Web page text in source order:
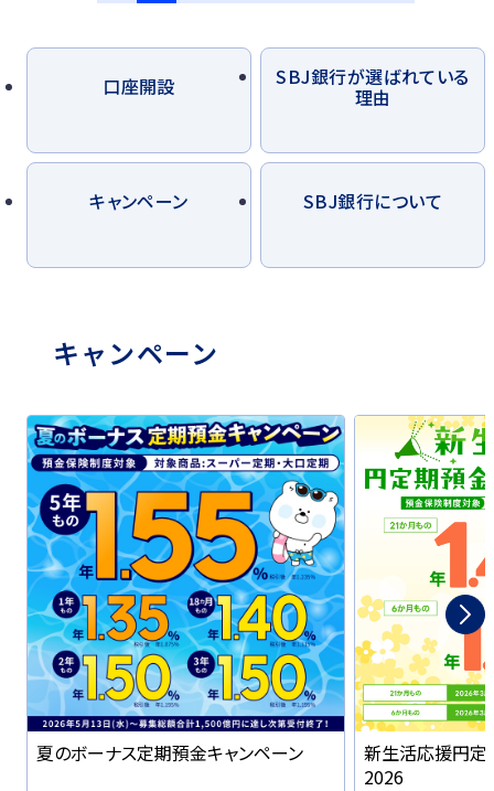
口座開設 SBJ銀行が選ばれている
理由
キャンペーン SBJ銀行について
キャンペーン
夏のボーナス定期預金キャンペーン
新生活応援円定
2026